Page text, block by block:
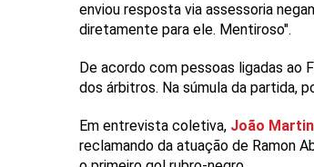
enviou resposta via assessoria
diretamente para ele. Mentiroso".
De acordo com pessoas ligadas ao
dos árbitros. Na súmula da partida,
Em entrevista coletiva, João
reclamando da atuação de Ramon